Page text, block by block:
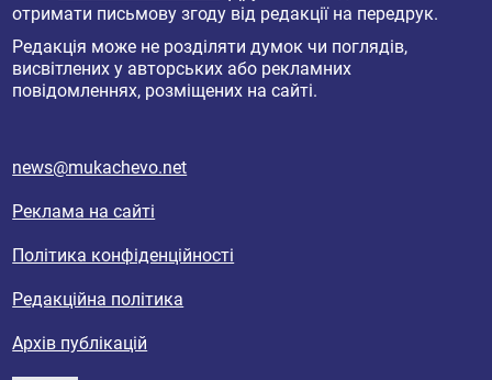
отримати письмову згоду від редакції на передрук.
Редакція може не розділяти думок чи поглядів,
висвітлених у авторських або рекламних
повідомленнях, розміщених на сайті.
news@mukachevo.net
Реклама на сайті
Політика конфіденційності
Редакційна політика
Архів публікацій